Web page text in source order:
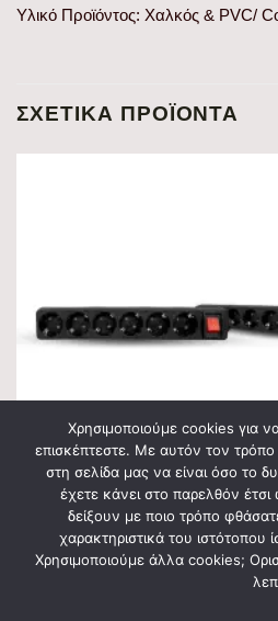
Υλικό Προϊόντος: Χαλκός & PVC/
ΣΧΕΤΙΚΆ ΠΡΟΪΌΝΤΑ
ΗΛΕΚΤΡΟΛΟΓΙΚΟ ΥΛΙΚΟ
Πολύπριζο 6 θέσεων με διακόπτη
7,00 €
Χρησιμοποιούμε cookies για
επισκέπτεστε. Με αυτόν τον τρόπο
στη σελίδα μας να είναι όσο το
έχετε κάνει στο παρελθόν
δείξουν με ποιο τρόπο
χαρακτηριστικά του
Χρησιμοποιούμε άλλα cookies;